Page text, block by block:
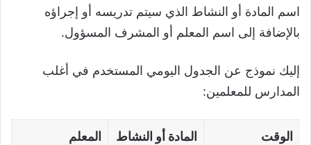
اسم المادة أو النشاط الذي سيتم تدريسه أو إجراؤه
بالإضافة إلى اسم المعلم أو المشرف المسؤول.
إليك نموذج عن الجدول اليومي المستخدم في أغلب
المدارس للمعلمين:
الوقت المادة أو النشاط المعلم